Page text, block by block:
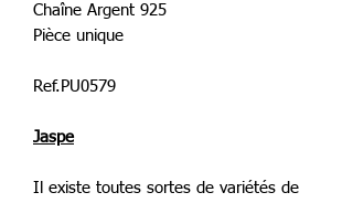
Chaîne Argent 925
Pièce unique
Ref.PU0579
Jaspe
Il existe toutes sortes de variétés de